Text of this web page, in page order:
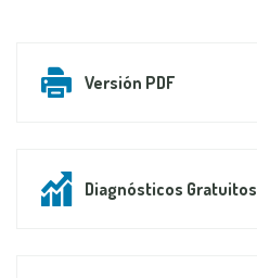
Versión PDF
Diagnósticos Gratuitos